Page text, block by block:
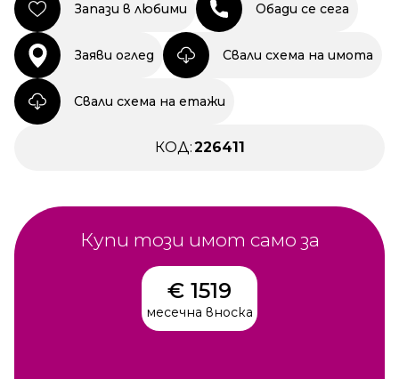
Запази в любими Обади се сега
Заяви оглед Свали схема на имота
Свали схема на етажи
КОД:226411
Купи този имот само за
€ 1519
месечна вноска